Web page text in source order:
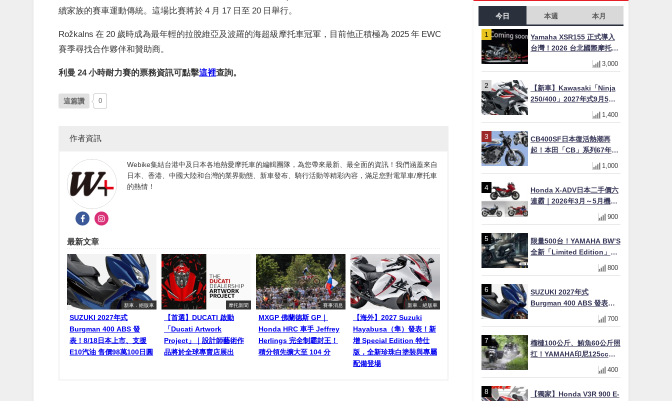
續家族的賽車運動傳統。這場比賽將於 4 月 17 日至 20 日舉行。
Rožkalns 在 20 歲時成為最年輕的拉脫維亞及波羅的海超級摩托車冠軍，目前他正積極為 2025 年 EWC
賽季尋找合作夥伴和贊助商。
利曼 24 小時耐力賽的票務資訊可點擊這裡查詢。
這篇讚 0
作者資訊
Webike集結台港中及日本各地熱愛摩托車的編輯團隊，為您帶來最新、最全面的資訊！我們涵蓋來自
日本、香港、中國大陸和台灣的業界動態、新車發布、騎行活動等精彩內容，滿足您對電單車/摩托車
的熱情！
最新文章
新車．絕版車
SUZUKI 2027年式
Burgman 400 ABS 發
表！8/18日本上市、支援
E10汽油 售價98萬100日圓
摩托新聞
【首選】DUCATI 啟動
「Ducati Artwork
Project」｜設計師藝術作
品將於全球專賣店展出
賽事消息
MXGP 佛蘭德斯 GP｜
Honda HRC 車手 Jeffrey
Herlings 完全制霸封王！
積分領先擴大至 104 分
新車．絕版車
【海外】2027 Suzuki
Hayabusa（隼）發表！新
增 Special Edition 特仕
版，全新珍珠白塗裝與專屬
配備登場
今日 本週 本月
Yamaha XSR155 正式導入
台灣！2026 台北國際摩托車
展亮相，70 週年紀念版
YZF-R 系列限量追加販售
3,000
【新車】Kawasaki「Ninja
250/400」2027年式9月5日
日本發售！新塗裝登場×價格
不變×輔助滑動式離合器
1,400
CB400SF日本復活熱潮再
起！本田「CB」系列67年傳
奇解密 與CBR差異一次搞懂
1,000
Honda X-ADV日本二手價六
連霸｜2026年3月～5月機車
轉售排行榜 CBR1000RR-R
FIREBLADE SP首度躋身前
900
限量500台！YAMAHA BW’S
全新「Limited Edition」都
市探索限定色 GOOPiMADE
聯名包同步登場
800
SUZUKI 2027年式
Burgman 400 ABS 發表！
8/18日本上市、支援E10汽油
售價98萬100日圓
700
榴槤100公斤、鮪魚60公斤照
扛！YAMAHA印尼125cc速
克達Gear Ultima 2740公里
耐操實測
400
【獨家】Honda V3R 900 E-